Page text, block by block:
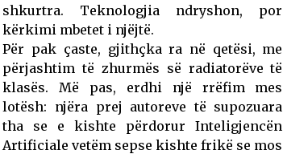
shkurtra. Teknologjia ndryshon, por
kërkimi mbetet i njëjtë.
Për pak çaste, gjithçka ra në qetësi, me
përjashtim të zhurmës së radiatorëve të
klasës. Më pas, erdhi një rrëfim mes
lotësh: njëra prej autoreve të supozuara
tha se e kishte përdorur Inteligjencën
Artificiale vetëm sepse kishte frikë se mos